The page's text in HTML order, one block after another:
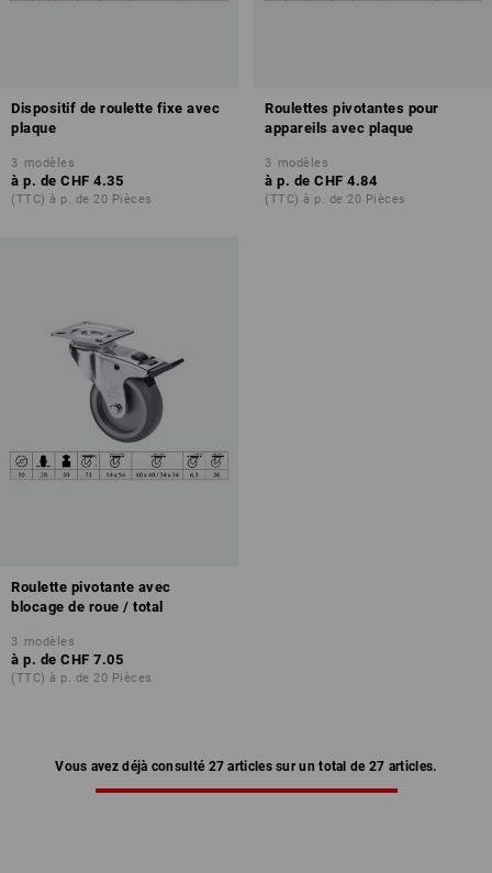
Dispositif de roulette fixe avec
plaque
3 modèles
à p. de CHF 4.35
(TTC) à p. de 20 Pièces
Roulettes pivotantes pour
appareils avec plaque
3 modèles
à p. de CHF 4.84
(TTC) à p. de 20 Pièces
Roulette pivotante avec
blocage de roue / total
3 modèles
à p. de CHF 7.05
(TTC) à p. de 20 Pièces
Vous avez déjà consulté 27 articles sur un total de 27 articles.